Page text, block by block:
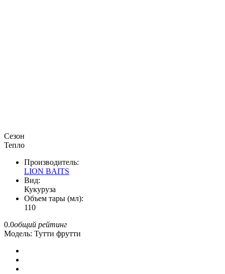
Сезон
Тепло
Производитель:
LION BAITS
Вид:
Кукуруза
Объем тары (мл):
110
0.0общий рейтинг
Модель: Тутти фрутти